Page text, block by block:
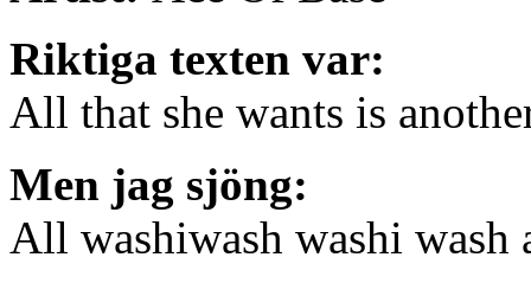
Riktiga texten var:
All that she wants is
Men jag sjöng:
All washiwash washi wash